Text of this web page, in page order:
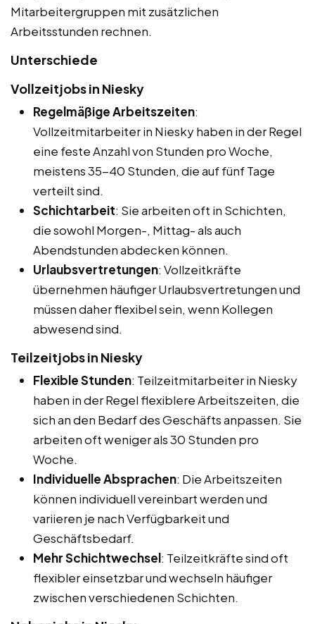
Mitarbeitergruppen mit zusätzlichen
Arbeitsstunden rechnen.
Unterschiede
Vollzeitjobs in Niesky
Regelmäßige Arbeitszeiten:
Vollzeitmitarbeiter in Niesky haben in der Regel
eine feste Anzahl von Stunden pro Woche,
meistens 35-40 Stunden, die auf fünf Tage
verteilt sind.
Schichtarbeit: Sie arbeiten oft in Schichten,
die sowohl Morgen-, Mittag- als auch
Abendstunden abdecken können.
Urlaubsvertretungen: Vollzeitkräfte
übernehmen häufiger Urlaubsvertretungen und
müssen daher flexibel sein, wenn Kollegen
abwesend sind.
Teilzeitjobs in Niesky
Flexible Stunden: Teilzeitmitarbeiter in Niesky
haben in der Regel flexiblere Arbeitszeiten, die
sich an den Bedarf des Geschäfts anpassen. Sie
arbeiten oft weniger als 30 Stunden pro
Woche.
Individuelle Absprachen: Die Arbeitszeiten
können individuell vereinbart werden und
variieren je nach Verfügbarkeit und
Geschäftsbedarf.
Mehr Schichtwechsel: Teilzeitkräfte sind oft
flexibler einsetzbar und wechseln häufiger
zwischen verschiedenen Schichten.